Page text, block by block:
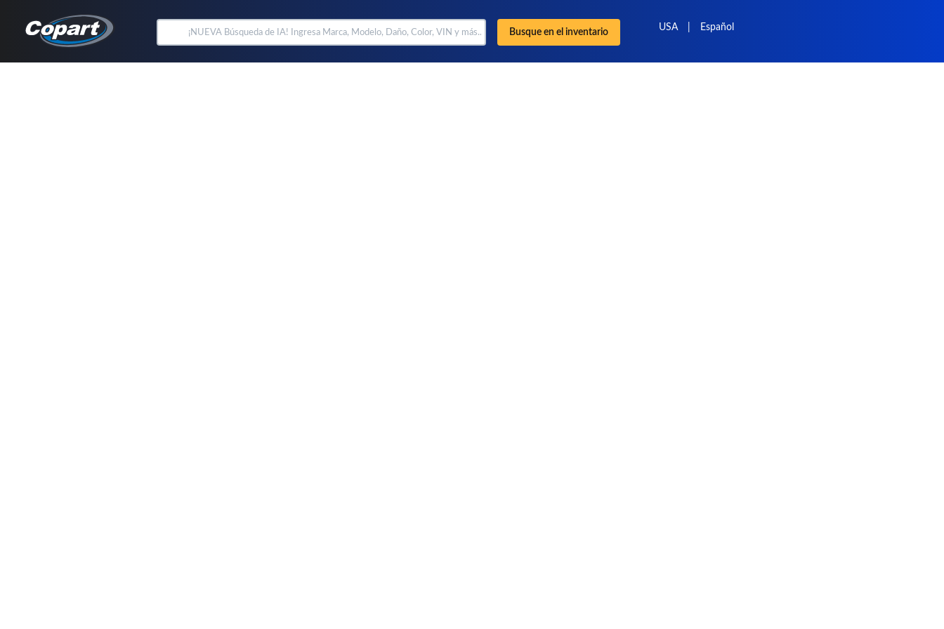
Busque en el inventario USA Español